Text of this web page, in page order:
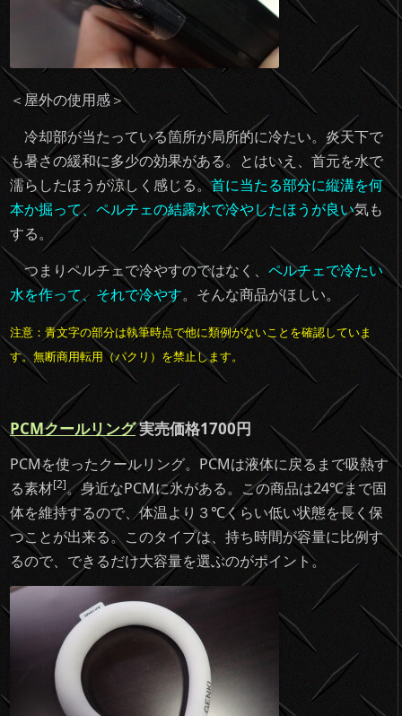
＜屋外の使用感＞
冷却部が当たっている箇所が局所的に冷たい。炎天下で
も暑さの緩和に多少の効果がある。とはいえ、首元を水で
濡らしたほうが涼しく感じる。首に当たる部分に縦溝を何
本か掘って、ペルチェの結露水で冷やしたほうが良い気も
する。
つまりペルチェで冷やすのではなく、 ペルチェで冷たい
水を作って、それで冷やす。そんな商品がほしい。
注意：青文字の部分は執筆時点で他に類例がないことを確認していま
す。無断商用転用（パクリ）を禁止します。
PCMクールリング実売価格1700円
PCMを使ったクールリング。PCMは液体に戻るまで吸熱す
る素材[2]。身近なPCMに氷がある。この商品は24℃まで固
体を維持するので、体温より３℃くらい低い状態を長く保
つことが出来る。このタイプは、持ち時間が容量に比例す
るので、できるだけ大容量を選ぶのがポイント。